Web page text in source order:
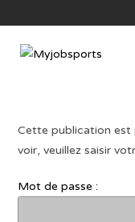
Cette publication est
voir, veuillez saisir
Mot de passe :